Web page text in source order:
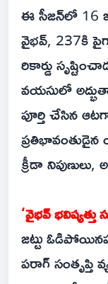
ఈ సీజన్‌లో 16
వైభవ్, 237కి
రికార్డు
వయసులో
పూర్తి చేసిన
క్రీడా
‘వైభవ్ భవిష్యత్తు
జట్టు
పరాగ్ సంతృప్తి